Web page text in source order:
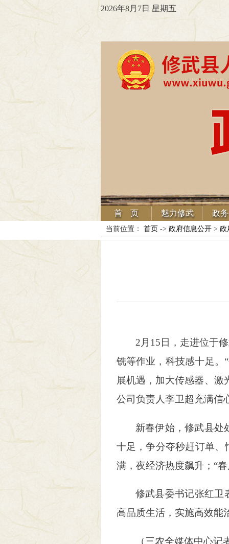
2026年8月7日 星期五
首 页 魅力修武 政
当前位置： 首页 -> 政府信息公开> 政
2月15日，走进位于
铣等作业，科技感十足。
展机遇，加大传感器、激
公司负责人李卫超充满信
新春伊始，修武县处
十足，争分夺秒赶订单、
满，夜经济热度飙升；“
修武县委书记张红卫
高品质生活，实施高效能
（三农全媒体中心记